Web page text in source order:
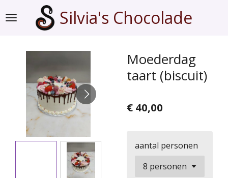
direct
Silvia's Chocolade
Moederdag
taart (biscuit)
€ 40,00
aantal personen